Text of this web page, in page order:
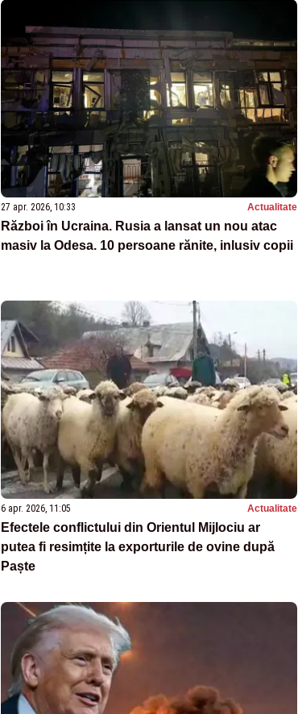
27 apr. 2026, 10:33 Actualitate
Război în Ucraina. Rusia a lansat un nou atac
masiv la Odesa. 10 persoane rănite, inlusiv copii
6 apr. 2026, 11:05 Actualitate
Efectele conflictului din Orientul Mijlociu ar
putea fi resimțite la exporturile de ovine după
Paște